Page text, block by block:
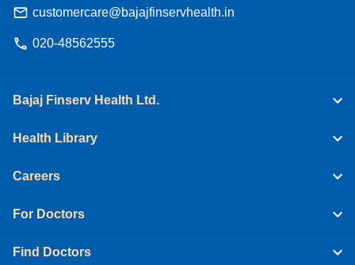
customercare@bajajfinservhealth.in
020-48562555
Bajaj Finserv Health Ltd.
Health Library
Careers
For Doctors
Find Doctors